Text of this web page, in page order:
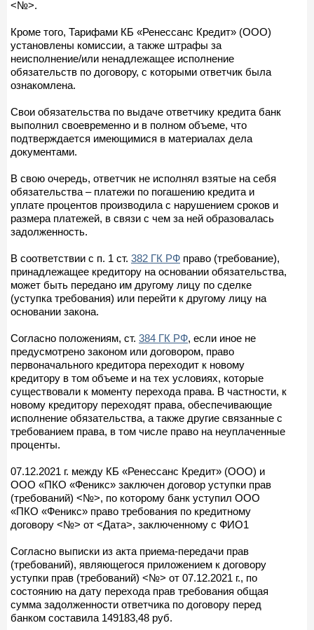
<№>.
Кроме того, Тарифами КБ «Ренессанс Кредит» (ООО)
установлены комиссии, а также штрафы за
неисполнение/или ненадлежащее исполнение
обязательств по договору, с которыми ответчик была
ознакомлена.
Свои обязательства по выдаче ответчику кредита банк
выполнил своевременно и в полном объеме, что
подтверждается имеющимися в материалах дела
документами.
В свою очередь, ответчик не исполнял взятые на себя
обязательства – платежи по погашению кредита и
уплате процентов производила с нарушением сроков и
размера платежей, в связи с чем за ней образовалась
задолженность.
В соответствии с п. 1 ст. 382 ГК РФ право (требование),
принадлежащее кредитору на основании обязательства,
может быть передано им другому лицу по сделке
(уступка требования) или перейти к другому лицу на
основании закона.
Согласно положениям, ст. 384 ГК РФ, если иное не
предусмотрено законом или договором, право
первоначального кредитора переходит к новому
кредитору в том объеме и на тех условиях, которые
существовали к моменту перехода права. В частности, к
новому кредитору переходят права, обеспечивающие
исполнение обязательства, а также другие связанные с
требованием права, в том числе право на неуплаченные
проценты.
07.12.2021 г. между КБ «Ренессанс Кредит» (ООО) и
ООО «ПКО «Феникс» заключен договор уступки прав
(требований) <№>, по которому банк уступил ООО
«ПКО «Феникс» право требования по кредитному
договору <№> от <Дата>, заключенному с ФИО1
Согласно выписки из акта приема-передачи прав
(требований), являющегося приложением к договору
уступки прав (требований) <№> от 07.12.2021 г., по
состоянию на дату перехода прав требования общая
сумма задолженности ответчика по договору перед
банком составила 149183,48 руб.